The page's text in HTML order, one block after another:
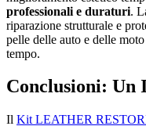
professionali e duraturi.
riparazione strutturale e
pelle delle auto e delle
tempo.
Conclusioni: Un
Il Kit LEATHER